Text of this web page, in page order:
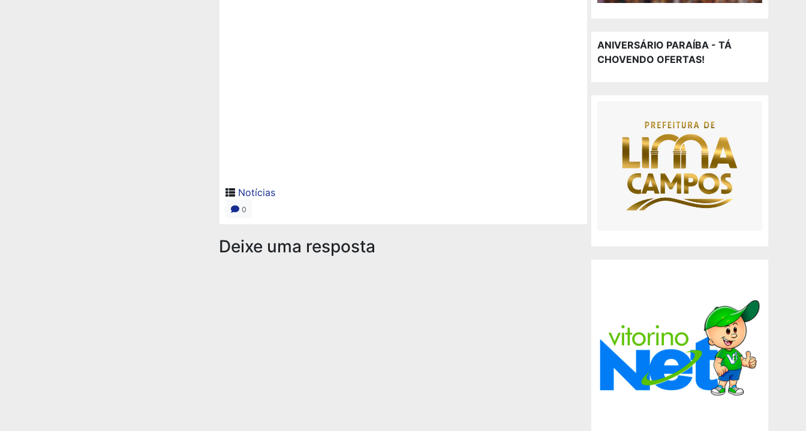
Notícias
0
Deixe uma resposta
ANIVERSÁRIO PARAÍBA - TÁ
CHOVENDO OFERTAS!